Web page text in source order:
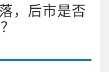
，后市是否